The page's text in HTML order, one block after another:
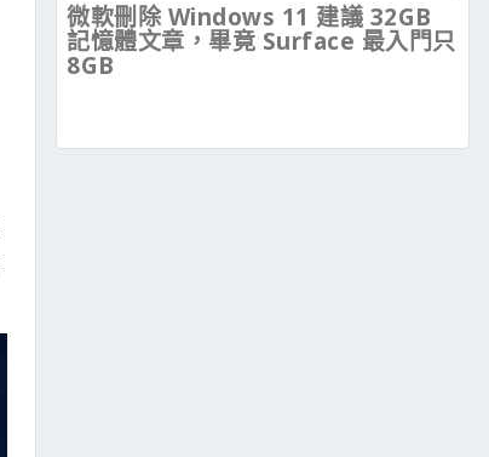
微軟刪除 Windows 11 建議 32GB
記憶體文章，畢竟 Surface 最入門只
8GB